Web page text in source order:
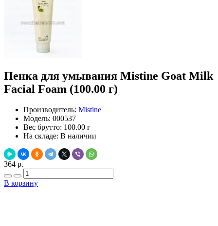
Пенка для умывания Mistine Goat Milk
Facial Foam (100.00 г)
Производитель: Mistine
Модель: 000537
Вес брутто: 100.00 г
На складе: В наличии
364 р.
В корзину